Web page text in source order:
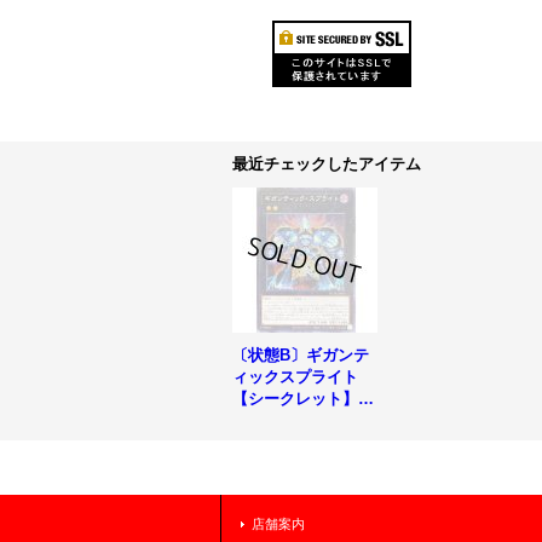
最近チェックしたアイテム
〔状態B〕ギガンテ
ィックスプライト
【シークレット】{P
店舗案内